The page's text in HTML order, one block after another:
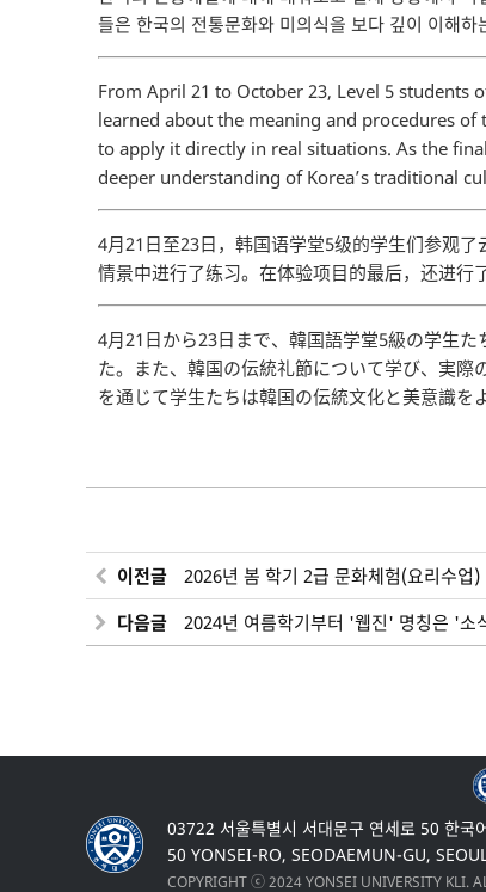
들은 한국의 전통문화와 미의식을 보다 깊이 이해하
From April 21 to October 23, Level 5 students
learned about the meaning and procedures
to apply it directly in real situations. As the
deeper understanding of Korea’s traditional
4月21日至23日，韩国语学堂5级的学生们参观
情景中进行了练习。在体验项目的最后，还进行
4月21日から23日まで、韓国語学堂5級の学生
た。また、韓国の伝統礼節について学び、実
を通じて学生たちは韓国の伝統文化と美意識を
이전글 2026년 봄 학기 2급 문화체험(요리수업)
다음글
2024년 여름학기부터 '웹진' 명칭은 '소
03722 서울특별시 서대문구 연세로 50 한국
50 YONSEI-RO, SEODAEMUN-GU,
COPYRIGHT ⓒ 2024 YONSEI UNIVERSITY KLI.